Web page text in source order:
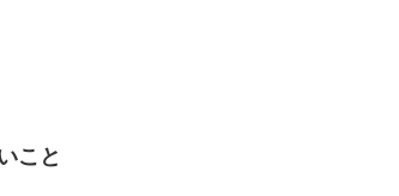
こと